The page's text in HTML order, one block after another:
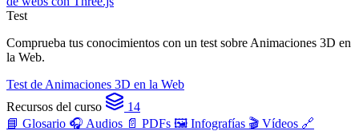
Test
Comprueba tus conocimientos con un test sobre Animaciones 3D en
la Web.
Test de Animaciones 3D en la Web
Recursos del curso
14
📘 Glosario 🎧 Audios 📄 PDFs 🖼️ Infografías 🎬 Vídeos 🔗